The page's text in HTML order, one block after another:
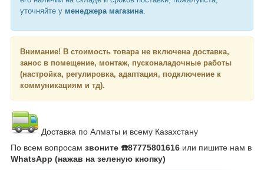
уточняйте у менеджера магазина.
Внимание! В стоимость товара не включена доставка,
занос в помещение, монтаж, пусконаладочные работы
(настройка, регулировка, адаптация, подключение к
коммуникациям и тд).
Доставка по Алматы и всему Казахстану
По всем вопросам звоните ☎️87775801616 или пишите нам в
WhatsApp (нажав на зеленую кнопку)